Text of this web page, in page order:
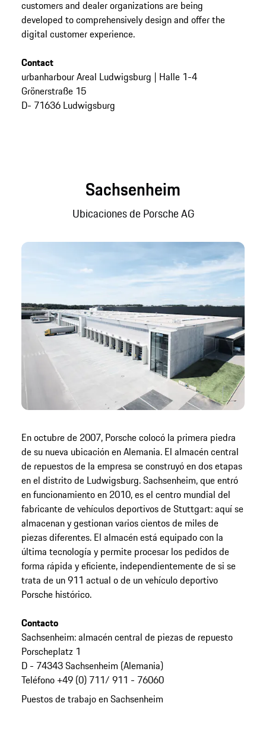
customers and dealer organizations are being
developed to comprehensively design and offer the
digital customer experience.
Contact
urbanharbour Areal Ludwigsburg | Halle 1-4
Grönerstraße 15
D- 71636 Ludwigsburg
Sachsenheim
Ubicaciones de Porsche AG
En octubre de 2007, Porsche colocó la primera piedra
de su nueva ubicación en Alemania. El almacén central
de repuestos de la empresa se construyó en dos etapas
en el distrito de Ludwigsburg. Sachsenheim, que entró
en funcionamiento en 2010, es el centro mundial del
fabricante de vehículos deportivos de Stuttgart: aquí se
almacenan y gestionan varios cientos de miles de
piezas diferentes. El almacén está equipado con la
última tecnología y permite procesar los pedidos de
forma rápida y eficiente, independientemente de si se
trata de un 911 actual o de un vehículo deportivo
Porsche histórico.
Contacto
Sachsenheim: almacén central de piezas de repuesto
Porscheplatz 1
D - 74343 Sachsenheim (Alemania)
Teléfono +49 (0) 711/ 911 - 76060
Puestos de trabajo en Sachsenheim